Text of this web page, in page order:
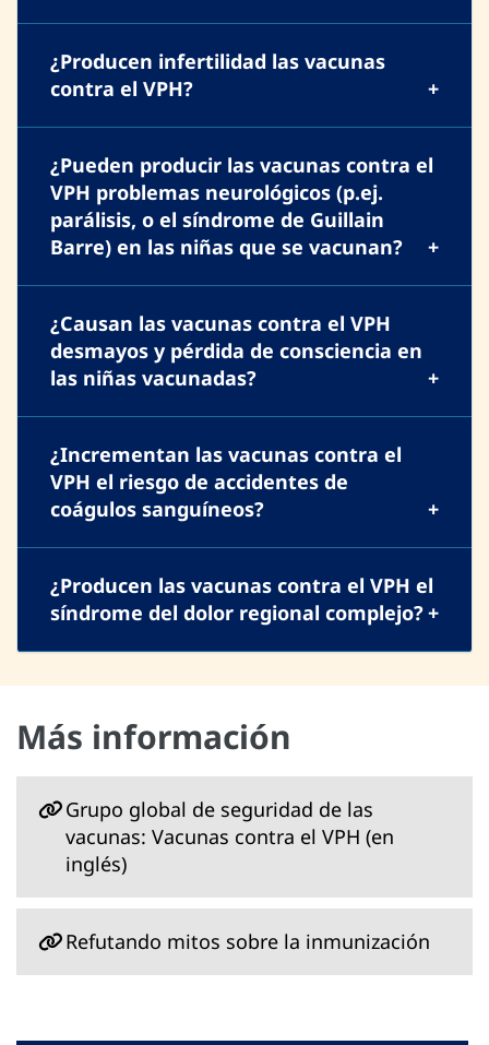
¿Producen infertilidad las vacunas
contra el VPH?
¿Pueden producir las vacunas contra el
VPH problemas neurológicos (p.ej.
parálisis, o el síndrome de Guillain
Barre) en las niñas que se vacunan?
¿Causan las vacunas contra el VPH
desmayos y pérdida de consciencia en
las niñas vacunadas?
¿Incrementan las vacunas contra el
VPH el riesgo de accidentes de
coágulos sanguíneos?
¿Producen las vacunas contra el VPH el
síndrome del dolor regional complejo?
Más información
Grupo global de seguridad de las
vacunas: Vacunas contra el VPH (en
inglés)
Refutando mitos sobre la inmunización